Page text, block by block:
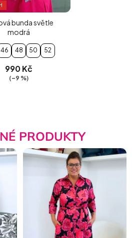
bunda světle
modrá
46 48 50 52
990 Kč
(–9 %)
PRODUKTY